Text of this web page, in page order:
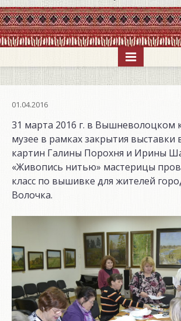
01.04.2016
31 марта 2016 г. в Вышневолоцком
музее в рамках закрытия
картин Галины Порохня и Ирины
«Живопись нитью» мастерицы
класс по вышивке для жителей
Волочка.